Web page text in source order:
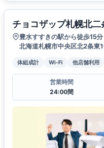
チョコザップ札幌北二
豊水すすきの駅から徒歩15分
北海道札幌市中央区北2条東
体組成計 Wi-Fi 他店舗利用
営業時間
24:00間